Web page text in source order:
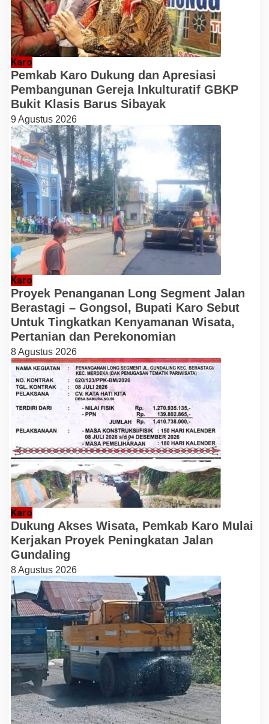
Karo
Pemkab Karo Dukung dan Apresiasi
Pembangunan Gereja Inkulturatif GBKP
Bukit Klasis Barus Sibayak
9 Agustus 2026
Karo
Proyek Penanganan Long Segment Jalan
Berastagi – Gongsol, Bupati Karo Sebut
Untuk Tingkatkan Kenyamanan Wisata,
Pertanian dan Perekonomian
8 Agustus 2026
Karo
Dukung Akses Wisata, Pemkab Karo Mulai
Kerjakan Proyek Peningkatan Jalan
Gundaling
8 Agustus 2026